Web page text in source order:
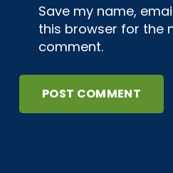
Save my name,
this browser for the
comment.
POST COMMENT